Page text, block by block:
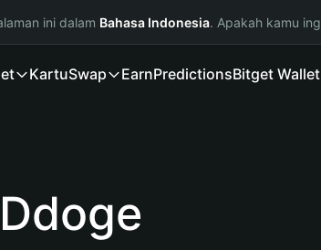
ini dalam Bahasa Indonesia. Apakah kamu
KartuSwap EarnPredictionsBitget